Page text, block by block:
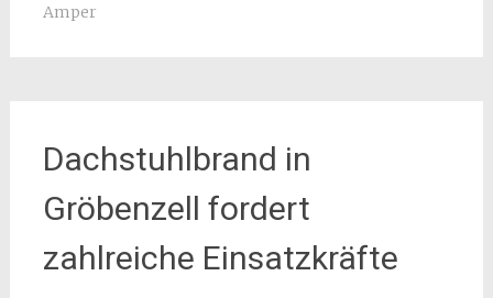
Amper
Dachstuhlbrand in
Gröbenzell fordert
zahlreiche Einsatzkräfte